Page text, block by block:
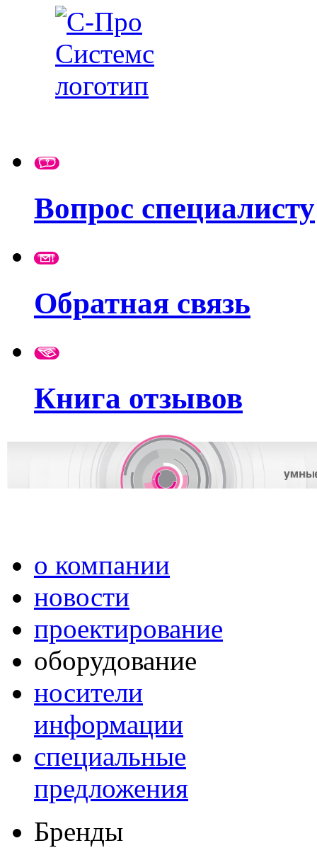
Вопрос специалисту
Обратная связь
Книга отзывов
о компании
новости
проектирование
оборудование
носители
информации
специальные
предложения
Бренды